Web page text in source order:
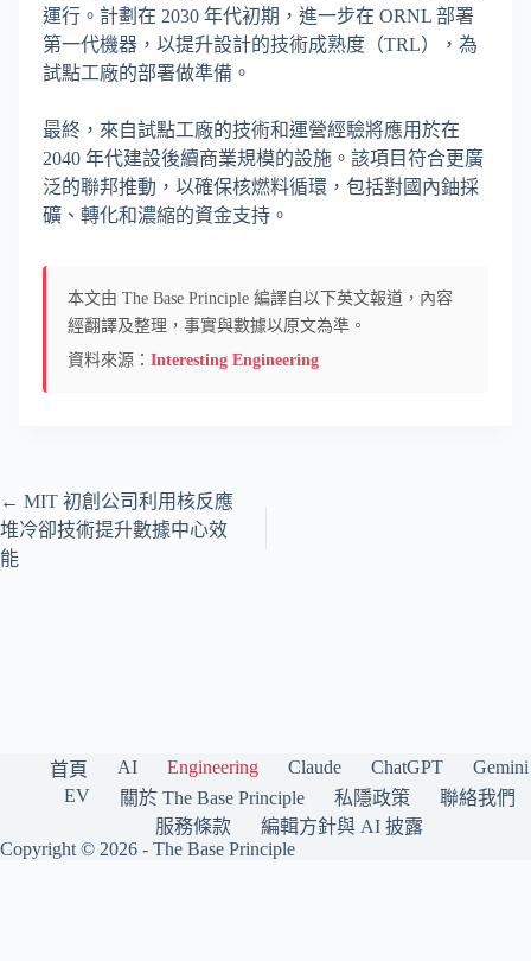
運行。計劃在 2030 年代初期，進一步在 ORNL 部署
第一代機器，以提升設計的技術成熟度（TRL），為
試點工廠的部署做準備。
最終，來自試點工廠的技術和運營經驗將應用於在
2040 年代建設後續商業規模的設施。該項目符合更廣
泛的聯邦推動，以確保核燃料循環，包括對國內鈾採
礦、轉化和濃縮的資金支持。
本文由 The Base Principle 編譯自以下英文報道，內容
經翻譯及整理，事實與數據以原文為準。
資料來源： Interesting Engineering
← MIT 初創公司利用核反應
堆冷卻技術提升數據中心效
能
首頁 AI Engineering Claude ChatGPT
Gemini
EV
關於 The Base Principle 私隱政策
聯絡我們
服務條款
編輯方針與 AI 披露
Copyright © 2026 - The Base Principle